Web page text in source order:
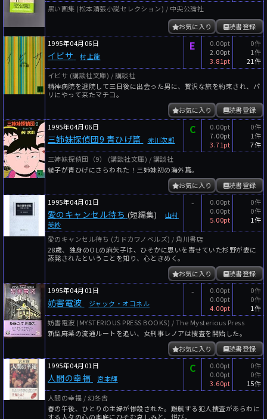
黒い画集 (松本清張小説セレクション) / 中央公論社
読書登録
お気に入り
1995年04月06日
イビサ 村上龍
E
0.00pt
2.00pt
3.81pt
0件
1件
21件
イビサ (講談社文庫) / 講談社
精神病院を退院して三日後に出会った男に、贅沢な旅を約束され、パ
リにやって来たマチコ。
読書登録
お気に入り
1995年04月06日
三姉妹探偵団9 青ひげ篇 赤川次郎
C
0.00pt
7.00pt
3.71pt
0件
1件
7件
三姉妹探偵団（9） (講談社文庫) / 講談社
綾子が青ひげにさらわれた！三姉妹初の海外篇。
読書登録
お気に入り
1995年04月01日
愛のキャンセル待ち (短編集)
山村
美紗
-
0.00pt
0.00pt
5.00pt
0件
0件
1件
愛のキャンセル待ち (カドカワノベルズ) / 角川書店
28歳、独身のOLの麻矢子は、ひそかに思いを寄せていた杉野が妻に
蒸発されたということを知り、心ときめく。
読書登録
お気に入り
1995年04月01日
妨害電波 ジャック・オコネル
-
0.00pt
0.00pt
4.00pt
0件
0件
1件
妨害電波 (MYSTERIOUS PRESS BOOKS) / The Mysterious Press
新型麻薬の流通ルートを追い、女刑事レノアは捜査を開始した。
読書登録
お気に入り
1995年04月01日
人間の幸福 宮本輝
C
0.00pt
0.00pt
3.60pt
0件
0件
15件
人間の幸福 / 幻冬舎
春の午後、ひとりの主婦が惨殺された。難航する犯人捜査があらわに
する人々の心の奥底にひそむ哀しみと、悦び。